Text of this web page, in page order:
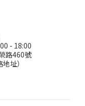
0514
- 18:00
路460號
）